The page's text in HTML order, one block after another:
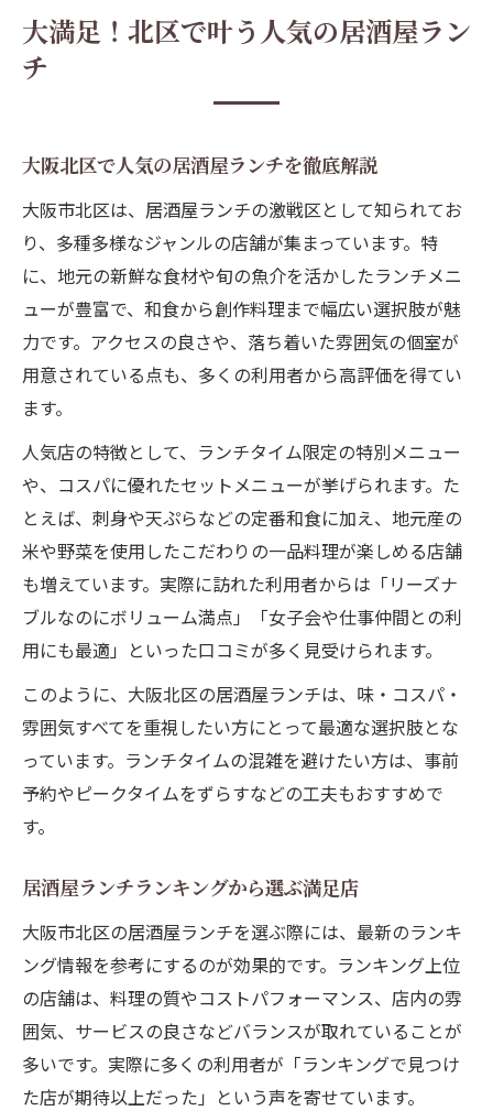
大満足！北区で叶う人気の居酒屋ラン
チ
大阪北区で人気の居酒屋ランチを徹底解説
大阪市北区は、居酒屋ランチの激戦区として知られてお
り、多種多様なジャンルの店舗が集まっています。特
に、地元の新鮮な食材や旬の魚介を活かしたランチメニ
ューが豊富で、和食から創作料理まで幅広い選択肢が魅
力です。アクセスの良さや、落ち着いた雰囲気の個室が
用意されている点も、多くの利用者から高評価を得てい
ます。
人気店の特徴として、ランチタイム限定の特別メニュー
や、コスパに優れたセットメニューが挙げられます。た
とえば、刺身や天ぷらなどの定番和食に加え、地元産の
米や野菜を使用したこだわりの一品料理が楽しめる店舗
も増えています。実際に訪れた利用者からは「リーズナ
ブルなのにボリューム満点」「女子会や仕事仲間との利
用にも最適」といった口コミが多く見受けられます。
このように、大阪北区の居酒屋ランチは、味・コスパ・
雰囲気すべてを重視したい方にとって最適な選択肢とな
っています。ランチタイムの混雑を避けたい方は、事前
予約やピークタイムをずらすなどの工夫もおすすめで
す。
居酒屋ランチランキングから選ぶ満足店
大阪市北区の居酒屋ランチを選ぶ際には、最新のランキ
ング情報を参考にするのが効果的です。ランキング上位
の店舗は、料理の質やコストパフォーマンス、店内の雰
囲気、サービスの良さなどバランスが取れていることが
多いです。実際に多くの利用者が「ランキングで見つけ
た店が期待以上だった」という声を寄せています。